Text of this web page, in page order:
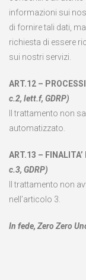
informazioni sui
di fornire tali dati,
richiesta di essere
sui nostri servizi.
ART.12 –
c.2, lett.f, GDRP)
Il trattamento non
automatizzato.
ART.13 –
c.3, GDRP)
Il trattamento non
nell’articolo 3.
In fede, Zero Zero